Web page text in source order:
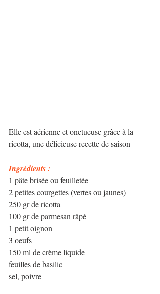
Elle est aérienne et onctueuse grâce à la
ricotta, une délicieuse recette de saison
Ingrédients :
1 pâte brisée ou feuilletée
2 petites courgettes (vertes ou jaunes)
250 gr de ricotta
100 gr de parmesan râpé
1 petit oignon
3 oeufs
150 ml de crème liquide
feuilles de basilic
sel, poivre